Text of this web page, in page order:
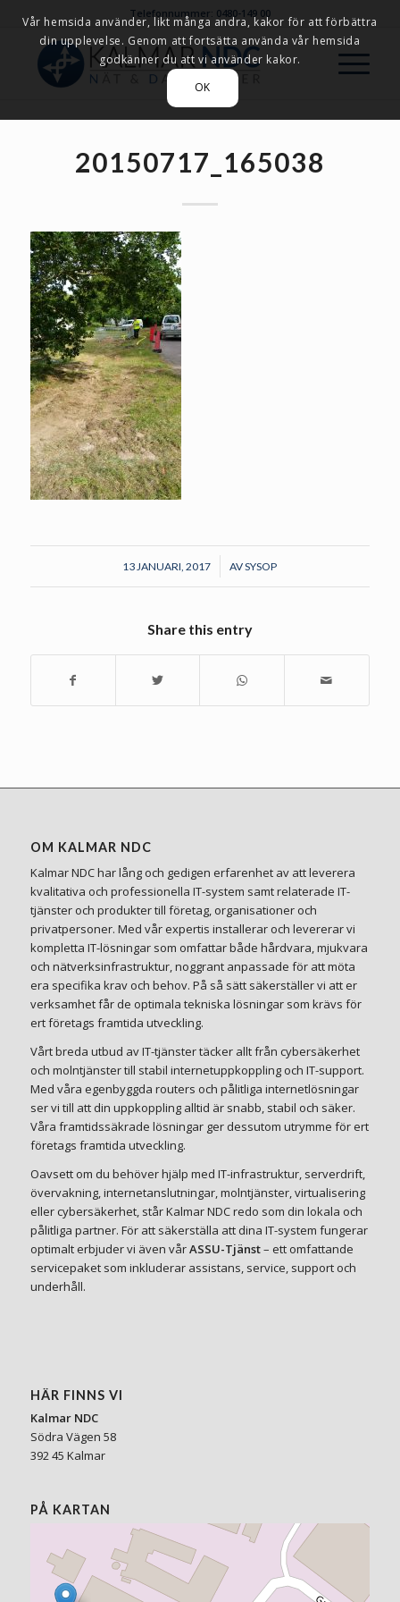
Telefonnummer: 0480-149 00
20150717_165038
13 JANUARI, 2017
/ AVSYSOP
Share this entry
OM KALMAR NDC
Kalmar NDC har lång och gedigen erfarenhet av att leverera
kvalitativa och professionella IT-system samt relaterade IT-
tjänster och produkter till företag, organisationer och
privatpersoner. Med vår expertis installerar och levererar vi
kompletta IT-lösningar som omfattar både hårdvara, mjukvara
och nätverksinfrastruktur, noggrant anpassade för att möta
era specifika krav och behov. På så sätt säkerställer vi att er
verksamhet får de optimala tekniska lösningar som krävs för
ert företags framtida utveckling.
Vårt breda utbud av IT-tjänster täcker allt från cybersäkerhet
och molntjänster till stabil internetuppkoppling och IT-support.
Med våra egenbyggda routers och pålitliga internetlösningar
ser vi till att din uppkoppling alltid är snabb, stabil och säker.
Våra framtidssäkrade lösningar ger dessutom utrymme för ert
företags framtida utveckling.
Oavsett om du behöver hjälp med IT-infrastruktur, serverdrift,
övervakning, internetanslutningar, molntjänster, virtualisering
eller cybersäkerhet, står Kalmar NDC redo som din lokala och
pålitliga partner. För att säkerställa att dina IT-system fungerar
optimalt erbjuder vi även vårASSU-Tjänst– ett omfattande
servicepaket som inkluderar assistans, service, support och
underhåll.
HÄR FINNS VI
Kalmar NDC
Södra Vägen 58
392 45 Kalmar
PÅ KARTAN
Vår hemsida använder, likt många andra, kakor för att förbättra
din upplevelse. Genom att fortsätta använda vår hemsida
godkänner du att vi använder kakor.
OK